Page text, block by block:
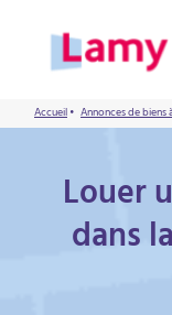
Accueil• Annonces de biens
Louer
dans